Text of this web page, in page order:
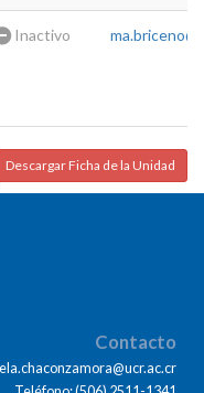
Inactivo
Descargar Ficha de la Unidad
Contacto